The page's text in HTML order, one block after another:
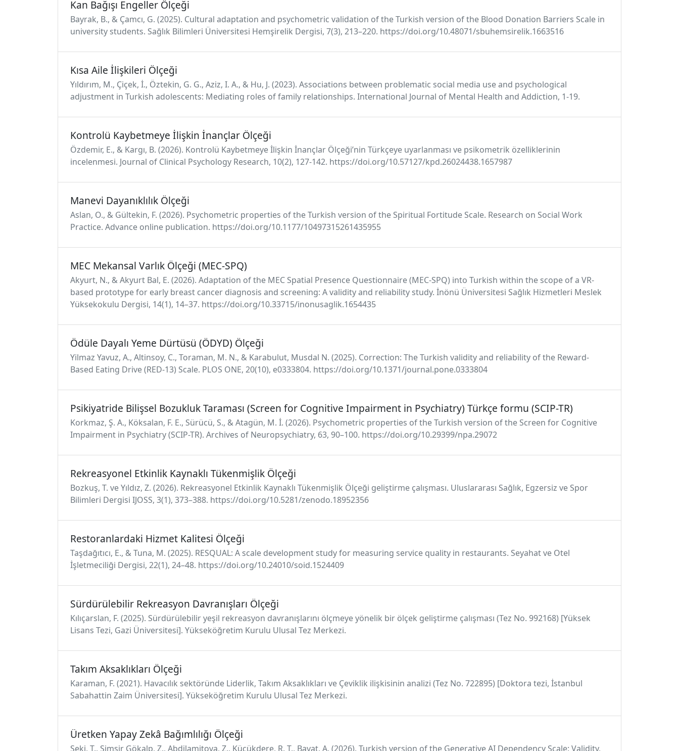
Kan Bağışı Engeller Ölçeği
Bayrak, B., & Çamcı, G. (2025). Cultural adaptation and psychometric validation of the Turkish version of the Blood Donation Barriers Scale in
university students. Sağlık Bilimleri Üniversitesi Hemşirelik Dergisi, 7(3), 213–220. https://doi.org/10.48071/sbuhemsirelik.1663516
Kısa Aile İlişkileri Ölçeği
Yıldırım, M., Çiçek, İ., Öztekin, G. G., Aziz, I. A., & Hu, J. (2023). Associations between problematic social media use and psychological
adjustment in Turkish adolescents: Mediating roles of family relationships. International Journal of Mental Health and Addiction, 1-19.
Kontrolü Kaybetmeye İlişkin İnançlar Ölçeği
Özdemir, E., & Kargı, B. (2026). Kontrolü Kaybetmeye İlişkin İnançlar Ölçeği’nin Türkçeye uyarlanması ve psikometrik özelliklerinin
incelenmesi. Journal of Clinical Psychology Research, 10(2), 127-142. https://doi.org/10.57127/kpd.26024438.1657987
Manevi Dayanıklılık Ölçeği
Aslan, O., & Gültekin, F. (2026). Psychometric properties of the Turkish version of the Spiritual Fortitude Scale. Research on Social Work
Practice. Advance online publication. https://doi.org/10.1177/10497315261435955
MEC Mekansal Varlık Ölçeği (MEC-SPQ)
Akyurt, N., & Akyurt Bal, E. (2026). Adaptation of the MEC Spatial Presence Questionnaire (MEC-SPQ) into Turkish within the scope of a VR-
based prototype for early breast cancer diagnosis and screening: A validity and reliability study. İnönü Üniversitesi Sağlık Hizmetleri Meslek
Yüksekokulu Dergisi, 14(1), 14–37. https://doi.org/10.33715/inonusaglik.1654435
Ödüle Dayalı Yeme Dürtüsü (ÖDYD) Ölçeği
Yilmaz Yavuz, A., Altinsoy, C., Toraman, M. N., & Karabulut, Musdal N. (2025). Correction: The Turkish validity and reliability of the Reward-
Based Eating Drive (RED-13) Scale. PLOS ONE, 20(10), e0333804. https://doi.org/10.1371/journal.pone.0333804
Psikiyatride Bilişsel Bozukluk Taraması (Screen for Cognitive Impairment in Psychiatry) Türkçe formu (SCIP-TR)
Korkmaz, Ş. A., Köksalan, F. E., Sürücü, S., & Atagün, M. İ. (2026). Psychometric properties of the Turkish version of the Screen for Cognitive
Impairment in Psychiatry (SCIP-TR). Archives of Neuropsychiatry, 63, 90–100. https://doi.org/10.29399/npa.29072
Rekreasyonel Etkinlik Kaynaklı Tükenmişlik Ölçeği
Bozkuş, T. ve Yıldız, Z. (2026). Rekreasyonel Etkinlik Kaynaklı Tükenmişlik Ölçeği geliştirme çalışması. Uluslararası Sağlık, Egzersiz ve Spor
Bilimleri Dergisi IJOSS, 3(1), 373–388. https://doi.org/10.5281/zenodo.18952356
Restoranlardaki Hizmet Kalitesi Ölçeği
Taşdağıtıcı, E., & Tuna, M. (2025). RESQUAL: A scale development study for measuring service quality in restaurants. Seyahat ve Otel
İşletmeciliği Dergisi, 22(1), 24–48. https://doi.org/10.24010/soid.1524409
Sürdürülebilir Rekreasyon Davranışları Ölçeği
Kılıçarslan, F. (2025). Sürdürülebilir yeşil rekreasyon davranışlarını ölçmeye yönelik bir ölçek geliştirme çalışması (Tez No. 992168) [Yüksek
Lisans Tezi, Gazi Üniversitesi]. Yükseköğretim Kurulu Ulusal Tez Merkezi.
Takım Aksaklıkları Ölçeği
Karaman, F. (2021). Havacılık sektöründe Liderlik, Takım Aksaklıkları ve Çeviklik ilişkisinin analizi (Tez No. 722895) [Doktora tezi, İstanbul
Sabahattin Zaim Üniversitesi]. Yükseköğretim Kurulu Ulusal Tez Merkezi.
Üretken Yapay Zekâ Bağımlılığı Ölçeği
Seki, T., Şimşir Gökalp, Z., Abdilamitova, Z., Küçükdere, R. T., Bayat, A. (2026). Turkish version of the Generative AI Dependency Scale: Validity,